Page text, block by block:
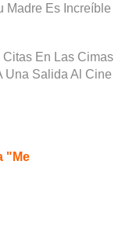
Madre Es Increíble
En Las Cimas
Una Salida Al Cine
"Me